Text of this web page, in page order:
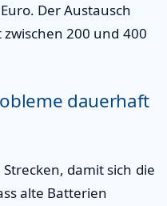
Der Austausch
200 und 400
dauerhaft
damit sich die
alte Batterien